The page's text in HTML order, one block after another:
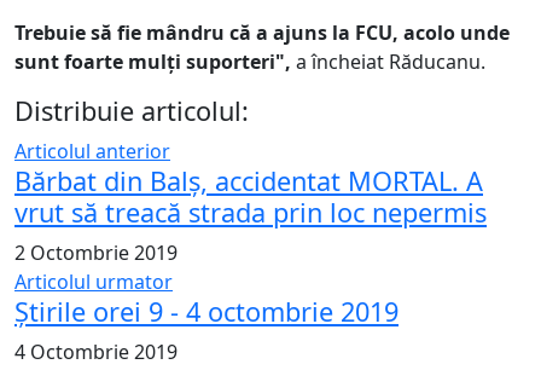
Trebuie să fie mândru că a ajuns la FCU, acolo unde
sunt foarte mulți suporteri", a încheiat Răducanu.
Distribuie articolul:
Articolul anterior
Bărbat din Balș, accidentat MORTAL. A
vrut să treacă strada prin loc nepermis
2 Octombrie 2019
Articolul urmator
Știrile orei 9 - 4 octombrie 2019
4 Octombrie 2019